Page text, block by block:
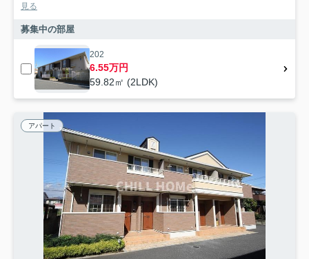
見る
募集中の部屋
202
6.55万円
59.82㎡ (2LDK)
アパート